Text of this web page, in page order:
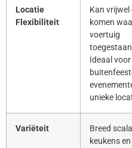
Locatie
Flexibiliteit
Kan vrijwel
komen
voertuig
Ideaal voor
unieke
Variëteit
Breed
keukens en